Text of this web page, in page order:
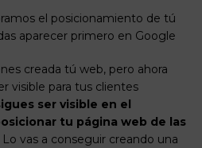
el posicionamiento de tú
aparecer primero en Google
creada tú web, pero ahora
visible para tus clientes
ser visible en el
tu página web de las
Lo vas a conseguir creando una